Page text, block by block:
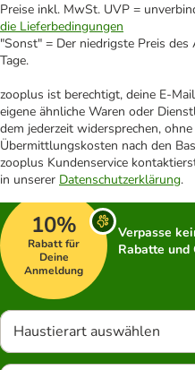
Preise inkl. MwSt. UVP =
die Lieferbedingungen
"Sonst" = Der niedrigste Preis
Tage.
zooplus ist berechtigt, deine E-
eigene ähnliche Waren oder
dem jederzeit widersprechen,
Übermittlungskosten nach den
zooplus Kundenservice
in unserer Datenschutzerklärung.
10%
Rabatt für
Deine
Anmeldung
Verpasse
Rabatte und
Haustierart auswählen